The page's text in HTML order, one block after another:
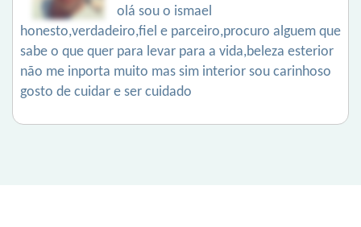
olá sou o ismael
honesto,verdadeiro,fiel e parceiro,procuro alguem que
sabe o que quer para levar para a vida,beleza esterior
não me inporta muito mas sim interior sou carinhoso
gosto de cuidar e ser cuidado